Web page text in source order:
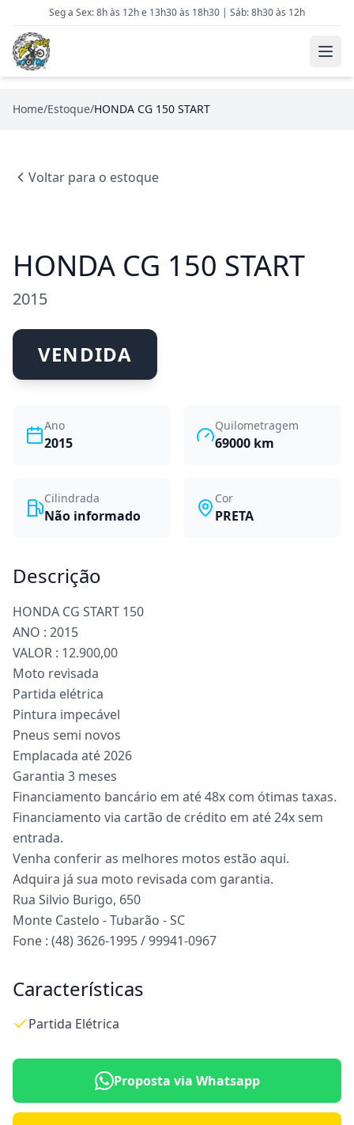
Seg a Sex: 8h às 12h e 13h30 às 18h30 | Sáb: 8h30 às 12h
Home/Estoque/HONDA CG 150 START
Voltar para o estoque
HONDA CG 150 START
2015
VENDIDA
Ano
2015
Quilometragem
69000 km
Cilindrada
Não informado
Cor
PRETA
Descrição
HONDA CG START 150
ANO : 2015
VALOR : 12.900,00
Moto revisada
Partida elétrica
Pintura impecável
Pneus semi novos
Emplacada até 2026
Garantia 3 meses
Financiamento bancário em até 48x com ótimas taxas.
Financiamento via cartão de crédito em até 24x sem
entrada.
Venha conferir as melhores motos estão aqui.
Adquira já sua moto revisada com garantia.
Rua Silvio Burigo, 650
Monte Castelo - Tubarão - SC
Fone : (48) 3626-1995 / 99941-0967
Características
Partida Elétrica
Proposta via Whatsapp